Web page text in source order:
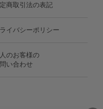
商取引法の表記
イバシーポリシー
のお客様の
い合わせ